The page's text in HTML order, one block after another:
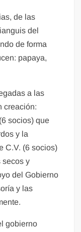
de las
del
de forma
papaya,
a las
creación:
socios) que
y la
C.V. (6 socios)
secos y
del Gobierno
y las
gobierno